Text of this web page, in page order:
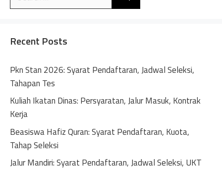
e
a
i
v
e
:
Recent Posts
Pkn Stan 2026: Syarat Pendaftaran, Jadwal Seleksi,
Tahapan Tes
Kuliah Ikatan Dinas: Persyaratan, Jalur Masuk, Kontrak
Kerja
Beasiswa Hafiz Quran: Syarat Pendaftaran, Kuota,
Tahap Seleksi
Jalur Mandiri: Syarat Pendaftaran, Jadwal Seleksi, UKT